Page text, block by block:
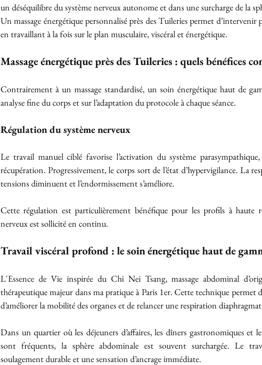
un déséquilibre du système nerveux autonome et dans une surcharge de la
Un massage énergétique personnalisé près des Tuileries permet d’intervenir
en travaillant à la fois sur le plan musculaire, viscéral et énergétique.
Massage énergétique près des Tuileries : quels bénéfices
Contrairement à un massage standardisé, un soin énergétique haut de
analyse fine du corps et sur l’adaptation du protocole à chaque séance.
Régulation du système nerveux
Le travail manuel ciblé favorise l’activation du système
récupération. Progressivement, le corps sort de l’état d’hypervigilance. La
tensions diminuent et l’endormissement s’améliore.
Cette régulation est particulièrement bénéfique pour les profils à haute
nerveux est sollicité en continu.
Travail viscéral profond : le soin énergétique haut de
L'Essence de Vie inspirée du Chi Nei Tsang, massage abdominal
thérapeutique majeur dans ma pratique à Paris 1er. Cette technique permet
d’améliorer la mobilité des organes et de relancer une respiration
Dans un quartier où les déjeuners d’affaires, les dîners gastronomiques et
sont fréquents, la sphère abdominale est souvent surchargée. Le
soulagement durable et une sensation d’ancrage immédiate.